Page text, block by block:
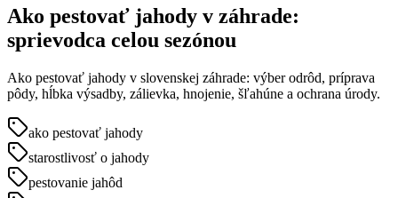
Ako pestovať jahody v záhrade:
sprievodca celou sezónou
Ako pestovať jahody v slovenskej záhrade: výber odrôd, príprava
pôdy, hĺbka výsadby, zálievka, hnojenie, šľahúne a ochrana úrody.
ako pestovať jahody
starostlivosť o jahody
pestovanie jahôd